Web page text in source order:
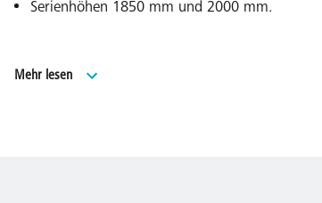
Serienhöhen 1850 mm und 2000 mm.
Viertelkreis-Duschkabine (Schwingtüren,
Mehr lesen